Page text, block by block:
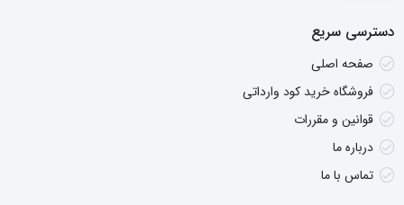
دسترسی سریع
صفحه اصلی
فروشگاه خرید کود وارداتی
قوانین و مقررات
درباره ما
تماس با ما